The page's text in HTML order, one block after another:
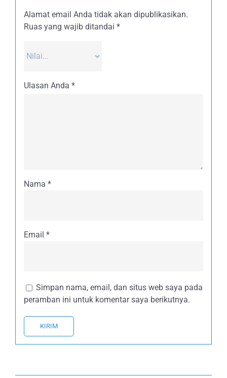
Alamat email Anda tidak akan dipublikasikan.
Ruas yang wajib ditandai *
Ulasan Anda *
Nama *
Email *
Simpan nama, email, dan situs web saya pada
peramban ini untuk komentar saya berikutnya.